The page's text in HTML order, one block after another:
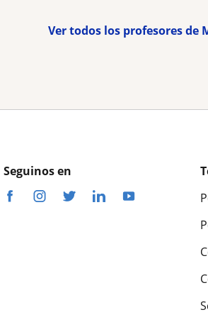
Ver todos los profesores
Seguinos en